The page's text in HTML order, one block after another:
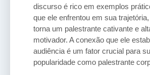
discurso é rico em exemplos
que ele enfrentou em sua
torna um palestrante cativante e
motivador. A conexão que ele
audiência é um fator crucial para
popularidade como palestrante